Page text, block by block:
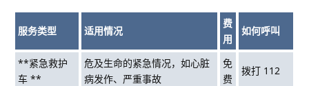
服务类型 适用情况
费
用
如何呼叫
**紧急救护
车 **
危及生命的紧急情况，如心脏
病发作、严重事故
免
费
拨打 112